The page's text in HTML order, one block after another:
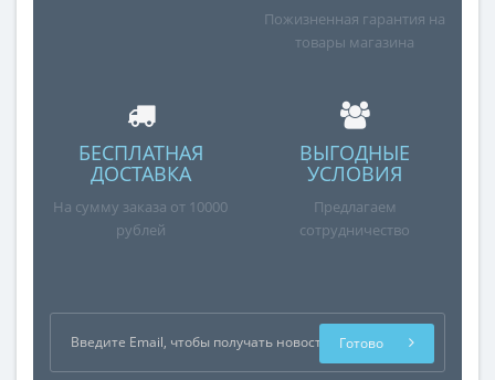
Пожизненная гарантия на
товары магазина
БЕСПЛАТНАЯ
ДОСТАВКА
На сумму заказа от 10000
рублей
ВЫГОДНЫЕ
УСЛОВИЯ
Предлагаем
сотрудничество
Готово